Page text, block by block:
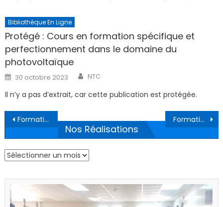
Bibliothèque En Ligne
Protégé : Cours en formation spécifique et
perfectionnement dans le domaine du
photovoltaïque
Posted
on
30 octobre 2023 Author
NTC
Il n’y a pas d’extrait, car cette publication est protégée.
Navigation
de
l’article
Formation en PATHOLOGIE DES BATIMENTS Formation en PATHOLOGIE DES BATIMENTS
Nos Réalisations
Nos